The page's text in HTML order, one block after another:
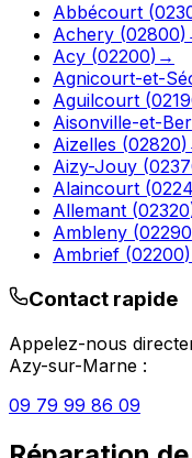
Abbécourt (
Achery (02800)
Acy (02200) →
Agnicourt-et-
Aguilcourt (
Aisonville-et-
Aizelles (02820)
Aizy-Jouy (
Alaincourt (
Allemant (02320
Ambleny (02290
Ambrief (02200)
Contact rapide
Appelez-nous
Azy-sur-Marne :
09 79 99 86 09